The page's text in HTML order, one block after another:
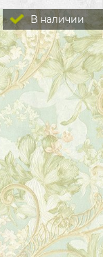
В наличии